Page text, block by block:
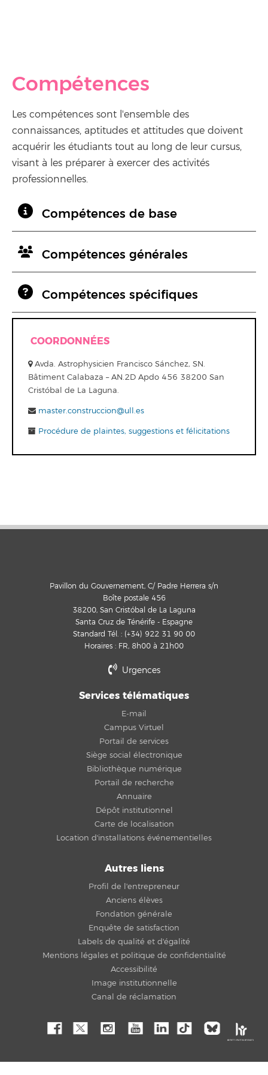
Compétences
Les compétences sont l'ensemble des
connaissances, aptitudes et attitudes que doivent
acquérir les étudiants tout au long de leur cursus,
visant à les préparer à exercer des activités
professionnelles.
Compétences de base
Compétences générales
Compétences spécifiques
COORDONNÉES
Avda. Astrophysicien Francisco Sánchez, SN.
Bâtiment Calabaza – AN.2D Apdo 456 38200 San
Cristóbal de La Laguna.
master.construccion@ull.es
Procédure de plaintes, suggestions et félicitations
Pavillon du Gouvernement, C/ Padre Herrera s/n
Boîte postale 456
38200, San Cristóbal de La Laguna
Santa Cruz de Ténérife - Espagne
Standard Tél. : (+34) 922 31 90 00
Horaires : FR, 8h00 à 21h00
Urgences
Services télématiques
E-mail
Campus Virtuel
Portail de services
Siège social électronique
Bibliothèque numérique
Portail de recherche
Annuaire
Dépôt institutionnel
Carte de localisation
Location d'installations événementielles
Autres liens
Profil de l'entrepreneur
Anciens élèves
Fondation générale
Enquête de satisfaction
Labels de qualité et d'égalité
Mentions légales et politique de confidentialité
Accessibilité
Image institutionnelle
Canal de réclamation